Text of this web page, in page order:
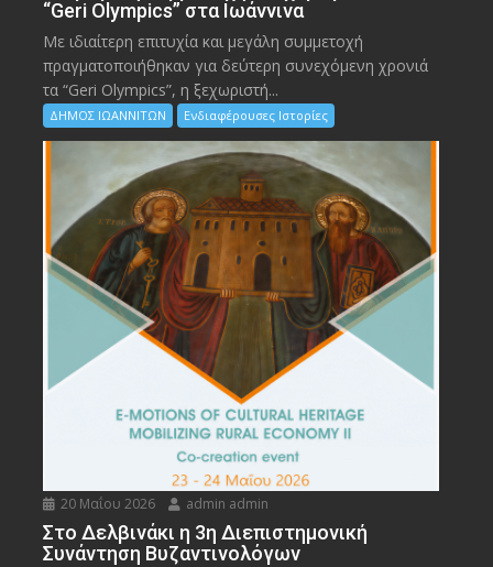
“Geri Olympics” στα Ιωάννινα
Με ιδιαίτερη επιτυχία και μεγάλη συμμετοχή
πραγματοποιήθηκαν για δεύτερη συνεχόμενη χρονιά
τα “Geri Olympics”, η ξεχωριστή...
ΔΗΜΟΣ ΙΩΑΝΝΙΤΩΝ Ενδιαφέρουσες Ιστορίες
20 Μαΐου 2026 admin admin
Στο Δελβινάκι η 3η Διεπιστημονική
Συνάντηση Βυζαντινολόγων